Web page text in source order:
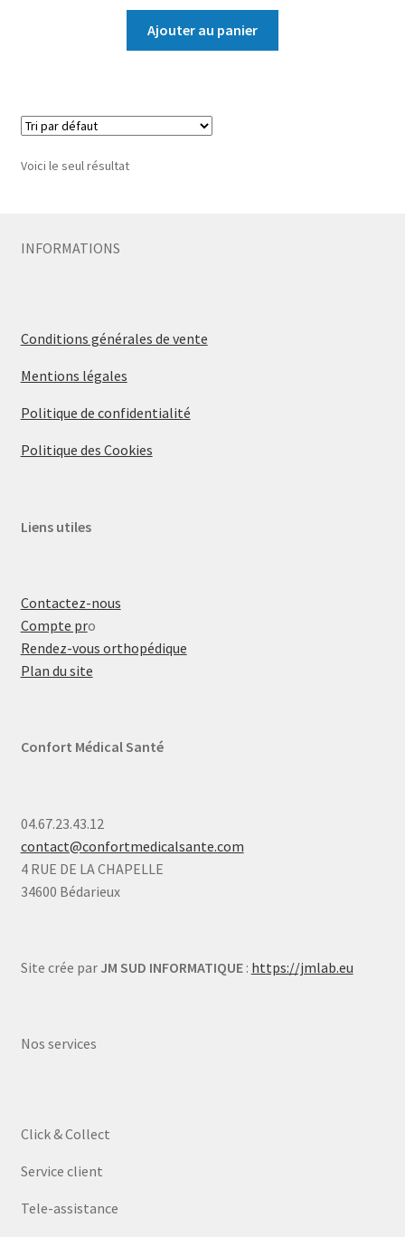
Ajouter au panier
Voici le seul résultat
INFORMATIONS
Conditions générales de vente
Mentions légales
Politique de confidentialité
Politique des Cookies
Liens utiles
Contactez-nous
Compte pro
Rendez-vous orthopédique
Plan du site
Confort Médical Santé
04.67.23.43.12
contact@confortmedicalsante.com
4 RUE DE LA CHAPELLE
34600 Bédarieux
Site crée par JM SUD INFORMATIQUE: https://jmlab.eu
Nos services
Click & Collect
Service client
Tele-assistance